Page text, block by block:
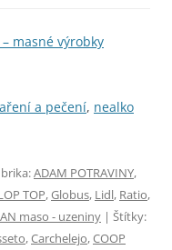
masné výrobky
a pečení, nealko
ADAM POTRAVINY,
TOP,Globus, Lidl, Ratio,
maso - uzeniny | Štítky:
,Carchelejo,COOP